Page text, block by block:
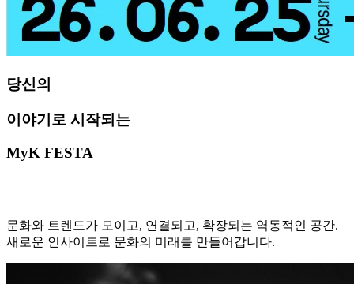
당신의
이야기로 시작되는
MyK FESTA
문화와 트렌드가 모이고, 연결되고, 확장되는 역동적인 공간.
새로운 인사이트로 문화의 미래를 만들어갑니다.